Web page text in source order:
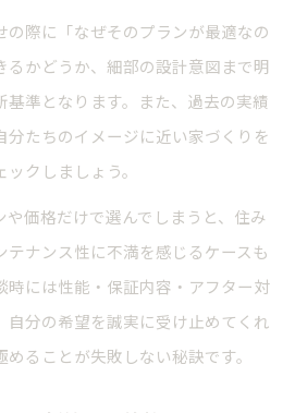
の際に「なぜそのプランが最適なの
るかどうか、細部の設計意図まで明
基準となります。また、過去の実績
分たちのイメージに近い家づくりを
クしましょう。
価格だけで選んでしまうと、住み
テナンス性に不満を感じるケースも
時には性能・保証内容・アフター対
自分の希望を誠実に受け止めてくれ
ることが失敗しない秘訣です。